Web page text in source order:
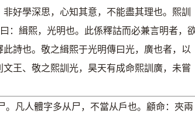
好學深思，心知其意，不能盡其理也。熙訓
：緝熙，光明也。此係釋詁而必兼言明者，
詩也。敬之緝熙于光明傳曰光，廣也者，以
王、敬之熙訓光，昊天有成命熙訓廣，未嘗
。凡人體字多从尸，不當从戶也。顧命：夾兩